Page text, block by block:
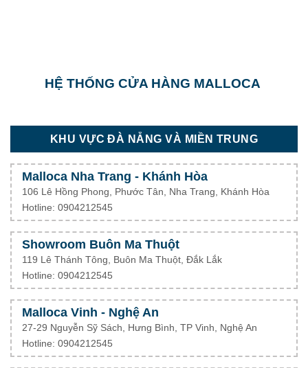
HỆ THỐNG CỬA HÀNG MALLOCA
KHU VỰC ĐÀ NẴNG VÀ MIỀN TRUNG
Malloca Nha Trang - Khánh Hòa
106 Lê Hồng Phong, Phước Tân, Nha Trang, Khánh Hòa
Hotline: 0904212545
Showroom Buôn Ma Thuột
119 Lê Thánh Tông, Buôn Ma Thuột, Đắk Lắk
Hotline: 0904212545
Malloca Vinh - Nghệ An
27-29 Nguyễn Sỹ Sách, Hưng Bình, TP Vinh, Nghệ An
Hotline: 0904212545